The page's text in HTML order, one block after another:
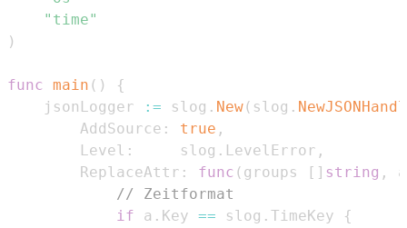
"time"
)
func main ( )
{
	jsonLogger
:= slog . New( slog .
		AddSource
: true ,
		Level
:
     slog
. LevelError ,
		ReplaceAttr
: func ( groups [ ] string ,
// Zeitformat
if a . Key == slog . TimeKey
{